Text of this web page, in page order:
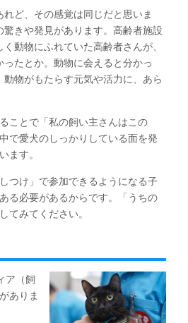
ど、その感覚は同じだと思いま
きや発見があります。高齢者施設
動物にふれていた高齢者さんが、
たとか。動物に会えると分かっ
物がもたらす元気や活力に、あら
ことで「私の飼い主さんはこの
で愛犬のしっかりしている面を発
ます。
つけ」で参加できるようになる子
る必要があるからです。「うちの
てみてください。
ア（飼
ありま